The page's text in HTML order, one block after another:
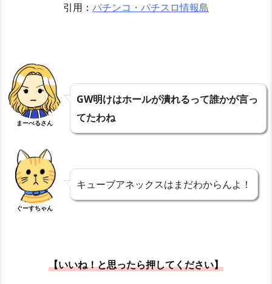
引用： パチンコ・パチスロ情報島
まーべるさん
GW明けはホールが潰れるって誰かが言っ
てたわね
ぐーすちゃん
キューブアネックスはまだわからんよ！
【いいね！と思ったら押してください】